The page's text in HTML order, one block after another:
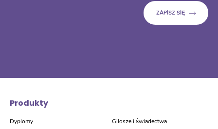
Produkty
Dyplomy
Gilosze i świadectwa